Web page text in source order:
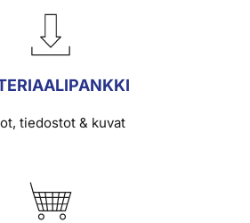
tiedostot & kuvat